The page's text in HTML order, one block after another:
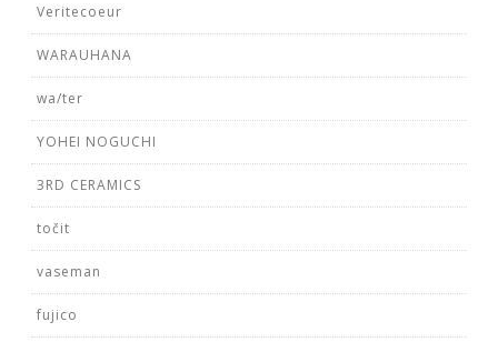
Veritecoeur
WARAUHANA
wa/ter
YOHEI NOGUCHI
3RD CERAMICS
točit
vaseman
fujico